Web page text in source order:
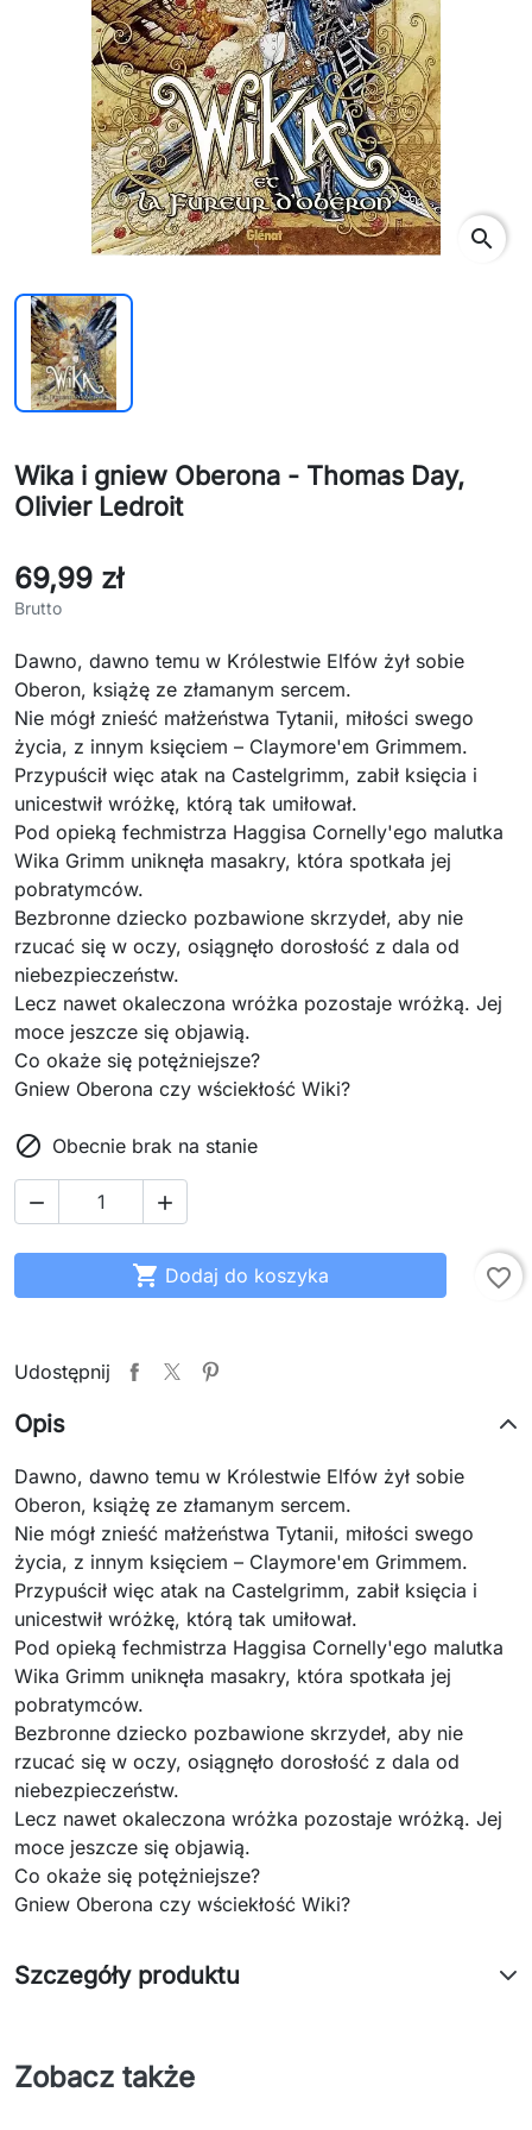
search
Wika i gniew Oberona - Thomas Day,
Olivier Ledroit
69,99 zł
Brutto
Dawno, dawno temu w Królestwie Elfów żył sobie
Oberon, książę ze złamanym sercem.
Nie mógł znieść małżeństwa Tytanii, miłości swego
życia, z innym księciem – Claymore'em Grimmem.
Przypuścił więc atak na Castelgrimm, zabił księcia i
unicestwił wróżkę, którą tak umiłował.
Pod opieką fechmistrza Haggisa Cornelly'ego malutka
Wika Grimm uniknęła masakry, która spotkała jej
pobratymców.
Bezbronne dziecko pozbawione skrzydeł, aby nie
rzucać się w oczy, osiągnęło dorosłość z dala od
niebezpieczeństw.
Lecz nawet okaleczona wróżka pozostaje wróżką. Jej
moce jeszcze się objawią.
Co okaże się potężniejsze?
Gniew Oberona czy wściekłość Wiki?
 Obecnie brak na stanie
 
 Dodaj do koszyka favorite_border
Udostępnij
Opis
Dawno, dawno temu w Królestwie Elfów żył sobie
Oberon, książę ze złamanym sercem.
Nie mógł znieść małżeństwa Tytanii, miłości swego
życia, z innym księciem – Claymore'em Grimmem.
Przypuścił więc atak na Castelgrimm, zabił księcia i
unicestwił wróżkę, którą tak umiłował.
Pod opieką fechmistrza Haggisa Cornelly'ego malutka
Wika Grimm uniknęła masakry, która spotkała jej
pobratymców.
Bezbronne dziecko pozbawione skrzydeł, aby nie
rzucać się w oczy, osiągnęło dorosłość z dala od
niebezpieczeństw.
Lecz nawet okaleczona wróżka pozostaje wróżką. Jej
moce jeszcze się objawią.
Co okaże się potężniejsze?
Gniew Oberona czy wściekłość Wiki?
Szczegóły produktu
Zobacz także